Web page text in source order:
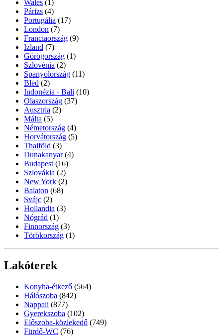
Wales (1)
Párizs (4)
Portugália (17)
London (7)
Franciaország (9)
Izland (7)
Görögország (1)
Szlovénia (2)
Spanyolország (11)
Bled (2)
Indonézia - Bali (10)
Olaszország (37)
Ausztria (2)
Málta (5)
Németország (4)
Horvátország (5)
Thaiföld (3)
Dunakanyar (4)
Budapest (16)
Szlovákia (2)
New York (2)
Balaton (68)
Svájc (2)
Hollandia (3)
Nógrád (1)
Finnország (3)
Törökország (1)
Lakóterek
Konyha-étkező (564)
Hálószoba (842)
Nappali (877)
Gyerekszoba (102)
Előszoba-közlekedő (749)
Fürdő-WC (76)